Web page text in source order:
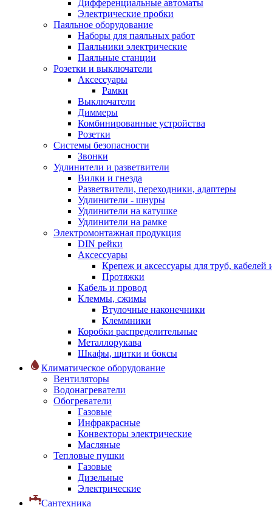
Дифференциальные автоматы
Электрические пробки
Паяльное оборудование
Наборы для паяльных работ
Паяльники электрические
Паяльные станции
Розетки и выключатели
Аксессуары
Рамки
Выключатели
Диммеры
Комбинированные устройства
Розетки
Системы безопасности
Звонки
Удлинители и разветвители
Вилки и гнезда
Разветвители, переходники, адаптеры
Удлинители - шнуры
Удлинители на катушке
Удлинители на рамке
Электромонтажная продукция
DIN рейки
Аксессуары
Крепеж и аксессуары для труб, кабелей
Протяжки
Кабель и провод
Клеммы, сжимы
Втулочные наконечники
Клеммники
Коробки распределительные
Металлорукава
Шкафы, щитки и боксы
Климатическое оборудование
Вентиляторы
Водонагреватели
Обогреватели
Газовые
Инфракрасные
Конвекторы электрические
Масляные
Тепловые пушки
Газовые
Дизельные
Электрические
Сантехника